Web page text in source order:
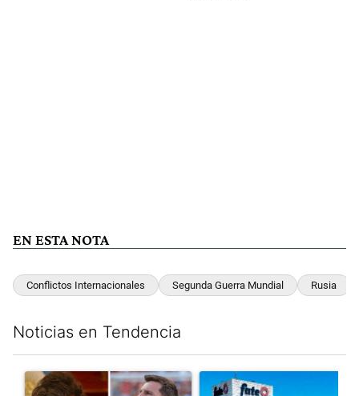
EN ESTA NOTA
Conflictos Internacionales Segunda Guerra Mundial Rusia
Noticias en Tendencia
Un artículo de tendencia con el título "Milei despidió a Jorge
Un artículo de tendencia